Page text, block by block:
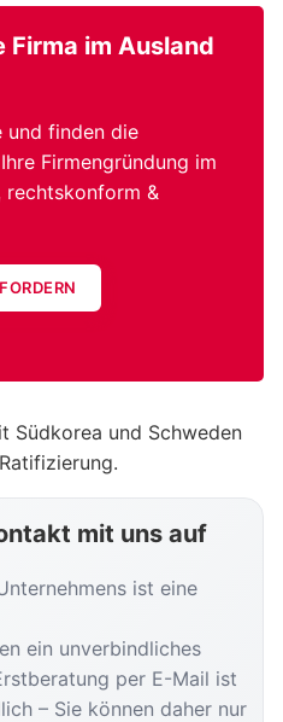
Firma im Ausland
und finden die
Firmengründung im
rechtskonform &
Südkorea und Schweden
mit uns auf
ist eine
ein unverbindliches
per E-Mail ist
– Sie können daher nur